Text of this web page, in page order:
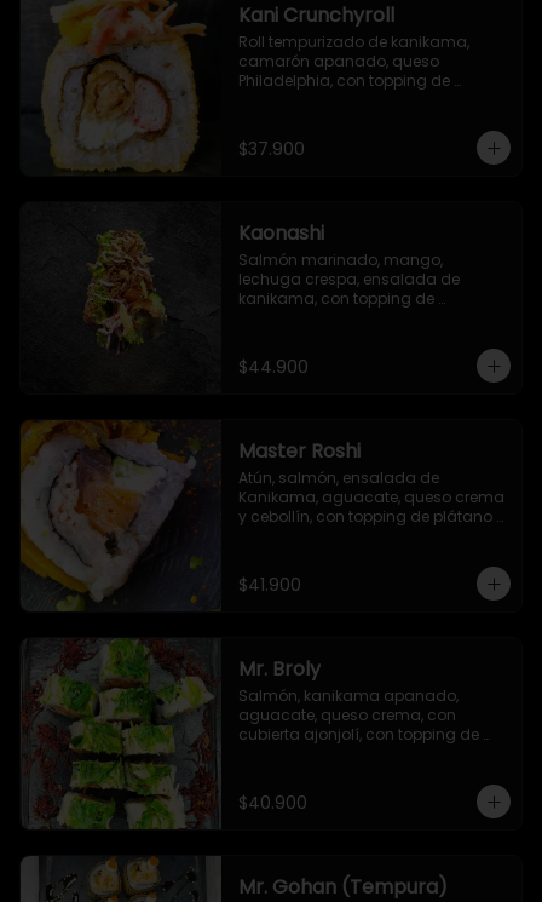
Kani Crunchyroll
Roll tempurizado de kanikama,
camarón apanado, queso
Philadelphia, con topping de
chef
$37.900
Kaonashi
Salmón marinado, mango,
lechuga crespa, ensalada de
kanikama, con topping de
$44.900
Master Roshi
Atún, salmón, ensalada de
Kanikama, aguacate, queso crema
y cebollín, con topping de plátano
$41.900
Mr. Broly
Salmón, kanikama apanado,
aguacate, queso crema, con
cubierta ajonjolí, con topping de
$40.900
Mr. Gohan (Tempura)